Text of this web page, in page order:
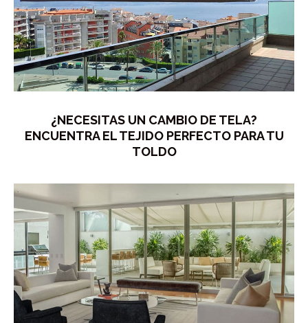
¿NECESITAS UN CAMBIO DE TELA?
ENCUENTRA EL TEJIDO PERFECTO PARA TU
TOLDO